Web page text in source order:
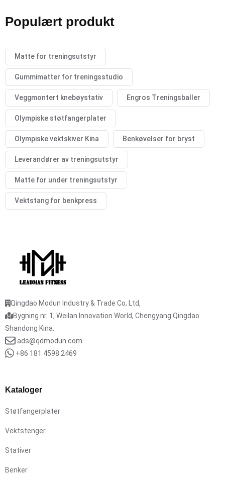
Populært produkt
Matte for treningsutstyr
Gummimatter for treningsstudio
Veggmontert knebøystativ Engros Treningsballer
Olympiske støtfangerplater
Olympiske vektskiver Kina Benkøvelser for bryst
Leverandører av treningsutstyr
Matte for under treningsutstyr
Vektstang for benkpress
Qingdao Modun Industry & Trade Co, Ltd,
Bygning nr. 1, Weilan Innovation World, Chengyang Qingdao
Shandong Kina.
ads@qdmodun.com
+86 181 4598 2469
Kataloger
Støtfangerplater
Vektstenger
Stativer
Benker